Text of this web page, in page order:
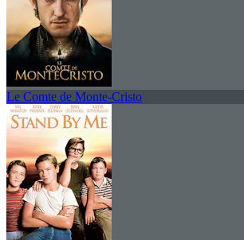
Le Comte de Monte-Cristo